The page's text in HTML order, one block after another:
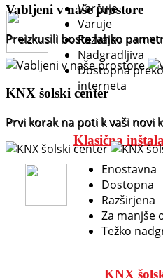
Vabljeni v naše prostore
Preizkusili boste lahko
KNX šolski center
Prvi korak na poti k vaši novi
Varčuje
Varuje
Razvaja
Nadgradljiva
Dostopna preko
interneta
Klasična
Enostavna
Dostopna
Razširjena
Za manjše
Težko
KNX